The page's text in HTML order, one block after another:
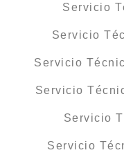
Servicio
Servicio
Servicio
Servicio
Servicio
Servicio